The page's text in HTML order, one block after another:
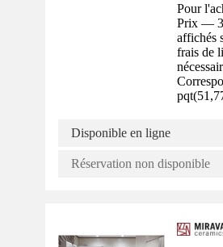
Pour
Prix —
affichés
frais de
pqt(
Disponible en ligne
Réservation non disponible